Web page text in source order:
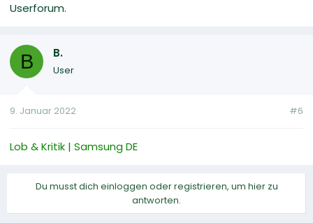
Userforum.
B B.
User
9. Januar 2022 #6
Lob & Kritik | Samsung DE
Du musst dich einloggen oder registrieren, um hier zu
antworten.